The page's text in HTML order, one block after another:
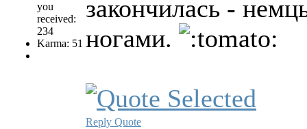
you
received:
234
Karma: 51
закончилась -
ногами.
Reply Quote